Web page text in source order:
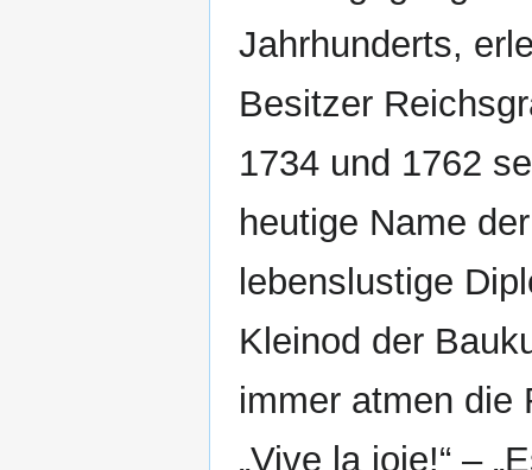
Jahrhunderts,
Besitzer
1734 und 1762
heutige Name
lebenslustige
Kleinod der
immer atmen die
„Vive la joie!“ –